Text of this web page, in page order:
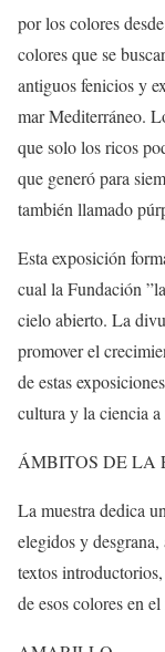
por los colores
colores que se
antiguos fenicios y
mar Mediterráneo.
que solo los ricos
que generó para
también llamado
Esta exposición
cual la Fundación
cielo abierto. La
promover el
de estas
cultura y la ciencia
ÁMBITOS DE LA
La muestra dedica
elegidos y
textos
de esos colores en